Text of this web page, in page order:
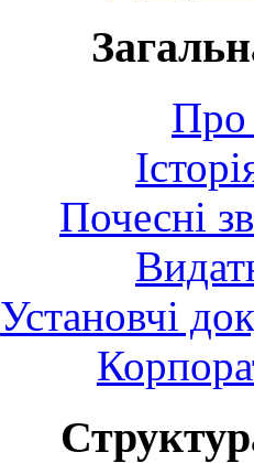
Про
Почесні
Установчі